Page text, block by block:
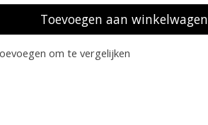
Toevoegen aan winkelwagen
om te vergelijken